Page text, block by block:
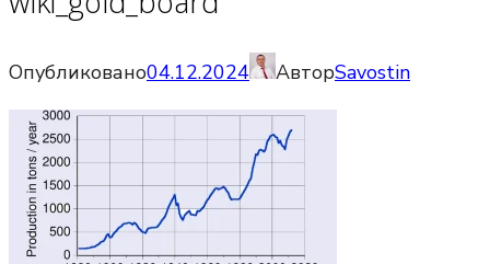
Опубликовано04.12.2024 АвторSavostin